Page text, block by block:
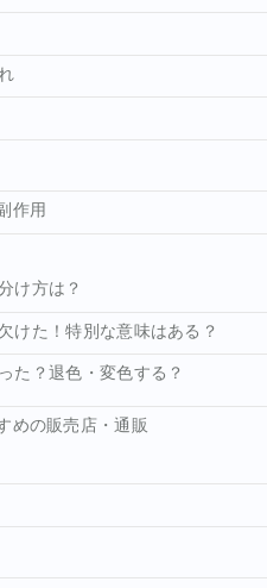
作用
け方は？
けた！特別な意味はある？
た？退色・変色する？
めの販売店・通販